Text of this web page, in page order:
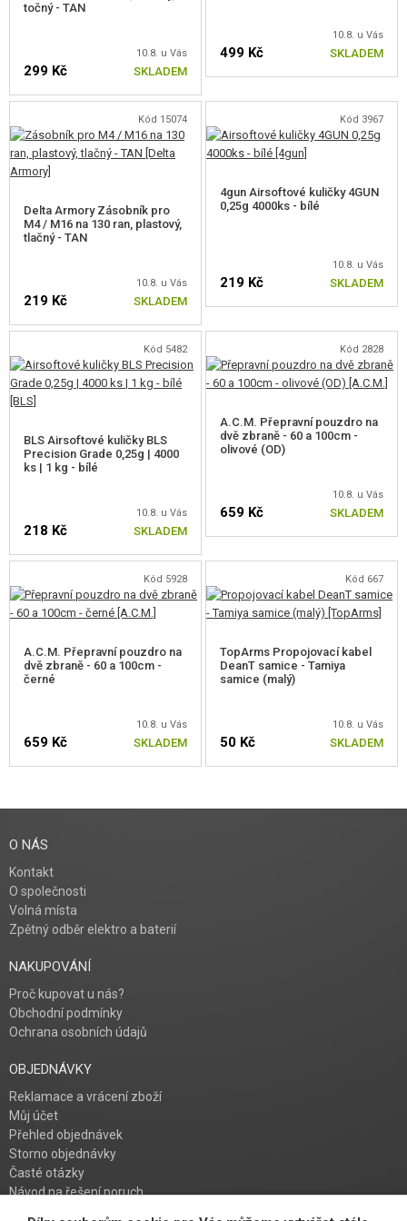
točný - TAN
10.8. u Vás
299 Kč SKLADEM
10.8. u Vás
499 Kč SKLADEM
Kód 15074
Delta Armory Zásobník pro
M4 / M16 na 130 ran, plastový,
tlačný - TAN
10.8. u Vás
219 Kč SKLADEM
Kód 3967
4gun Airsoftové kuličky 4GUN
0,25g 4000ks - bílé
10.8. u Vás
219 Kč SKLADEM
Kód 5482
BLS Airsoftové kuličky BLS
Precision Grade 0,25g | 4000
ks | 1 kg - bílé
10.8. u Vás
218 Kč SKLADEM
Kód 2828
A.C.M. Přepravní pouzdro na
dvě zbraně - 60 a 100cm -
olivové (OD)
10.8. u Vás
659 Kč SKLADEM
Kód 5928
A.C.M. Přepravní pouzdro na
dvě zbraně - 60 a 100cm -
černé
10.8. u Vás
659 Kč SKLADEM
Kód 667
TopArms Propojovací kabel
DeanT samice - Tamiya
samice (malý)
10.8. u Vás
50 Kč SKLADEM
O NÁS
Kontakt
O společnosti
Volná místa
Zpětný odběr elektro a baterií
NAKUPOVÁNÍ
Proč kupovat u nás?
Obchodní podmínky
Ochrana osobních údajů
OBJEDNÁVKY
Reklamace a vrácení zboží
Můj účet
Přehled objednávek
Storno objednávky
Časté otázky
Návod na řešení poruch